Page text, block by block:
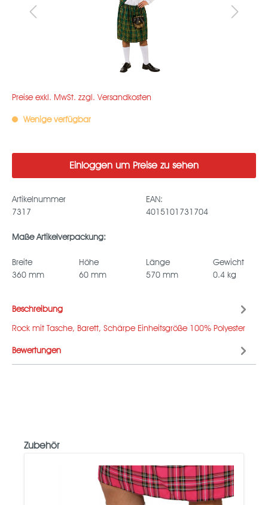
Preise exkl. MwSt. zzgl. Versandkosten
Wenige verfügbar
Einloggen um Preise zu sehen
Artikelnummer
7317
EAN:
4015101731704
Maße Artikelverpackung:
Breite
360 mm
Höhe
60 mm
Länge
570 mm
Gewicht
0.4 kg
Beschreibung
Rock mit Tasche, Barett, Schärpe Einheitsgröße 100% Polyester
Bewertungen
Zubehör